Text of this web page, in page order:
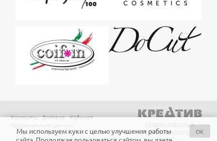
Контакты Договор Кабинет
Салоны красоты в
Калининграде
Мы используем куки с целью улучшения работы
OK